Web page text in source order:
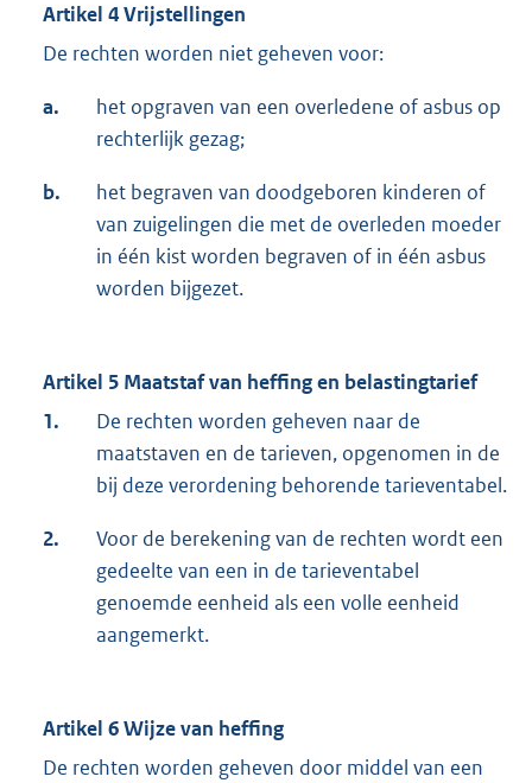
Artikel 4 Vrijstellingen
De rechten worden niet geheven voor:
a.
het opgraven van een overledene of asbus op
rechterlijk gezag;
b.
het begraven van doodgeboren kinderen of
van zuigelingen die met de overleden moeder
in één kist worden begraven of in één asbus
worden bijgezet.
Artikel 5 Maatstaf van heffing en belastingtarief
1.
De rechten worden geheven naar de
maatstaven en de tarieven, opgenomen in de
bij deze verordening behorende tarieventabel.
2.
Voor de berekening van de rechten wordt een
gedeelte van een in de tarieventabel
genoemde eenheid als een volle eenheid
aangemerkt.
Artikel 6 Wijze van heffing
De rechten worden geheven door middel van een